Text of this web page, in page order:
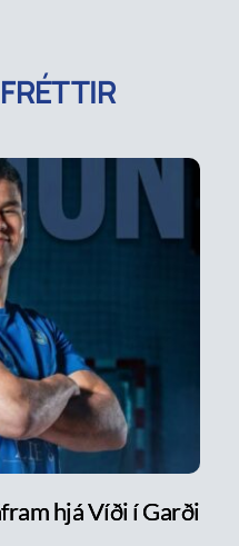
hjá Víði í Garði